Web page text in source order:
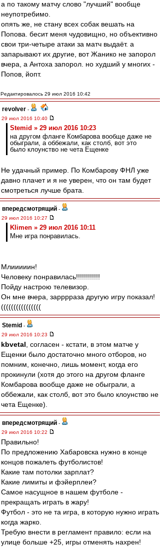
а по такому матчу слово "лучший" вообще
неупотребимо.
опять же, не стану всех собак вешать на
Попова. бесит меня чудовищно, но объективно
свои три-четыре атаки за матч выдаёт. а
запарывают их другие, вот Жанико не запорол
вчера, а Антоха запорол. но худший у многих -
Попов, йопт.
Редактировалось 29 июл 2016 10:42
revolver -
29 июл 2016 10:40
Stemid » 29 июл 2016 10:23
на другом фланге Комбарова вообще даже не
обыграли, а оббежали, как столб, вот это
было клоунство не чета Ещенке
Не удачный пример. По Комбарову ФНЛ уже
давно плачет и я не уверен, что он там будет
смотреться лучше брата.
впередсмотрящий -
29 июл 2016 10:27
Klimen » 29 июл 2016 10:11
Мне игра понравилась.
Млииииин!
Человеку понравилась!!!!!!!!!!!!
Пойду настрою телевизор.
Он мне вчера, зарррраза другую игру показал!
((((((((((((((((
Stemid -
29 июл 2016 10:23
kbvetal , согласен - кстати, в этом матче у
Ещенки было достаточно много отборов, но
помним, конечно, лишь момент, когда его
прокинули (хотя до этого на другом фланге
Комбарова вообще даже не обыграли, а
оббежали, как столб, вот это было клоунство не
чета Ещенке).
впередсмотрящий -
29 июл 2016 10:22
Правильно!
По предложению Хабаровска нужно в конце
концов пожалеть футболистов!
Какие там потолки зарплат?
Какие лимиты и фэйерплеи?
Самое насущное в нашем футболе -
прекращать играть в жару!
Футбол - это не та игра, в которую нужно играть
когда жарко.
Требую внести в регламент правило: если на
улице больше +25, игры отменять нахрен!